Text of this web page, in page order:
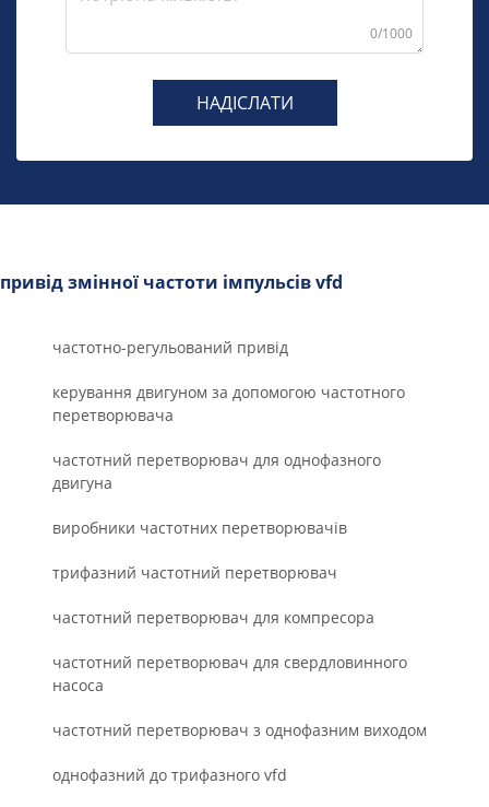
0/1000
НАДІСЛАТИ
привід змінної частоти імпульсів vfd
частотно-регульований привід
керування двигуном за допомогою частотного
перетворювача
частотний перетворювач для однофазного
двигуна
виробники частотних перетворювачів
трифазний частотний перетворювач
частотний перетворювач для компресора
частотний перетворювач для свердловинного
насоса
частотний перетворювач з однофазним виходом
однофазний до трифазного vfd